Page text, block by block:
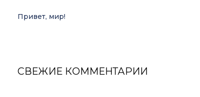
Привет, мир!
СВЕЖИЕ КОММЕНТАРИИ